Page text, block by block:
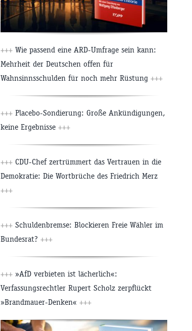
+++ Wie passend eine ARD-Umfrage sein kann:
Mehrheit der Deutschen offen für
Wahnsinnsschulden für noch mehr Rüstung +++
+++ Placebo-Sondierung: Große Ankündigungen,
keine Ergebnisse +++
+++ CDU-Chef zertrümmert das Vertrauen in die
Demokratie: Die Wortbrüche des Friedrich Merz
+++
+++ Schuldenbremse: Blockieren Freie Wähler im
Bundesrat? +++
+++ »AfD verbieten ist lächerlich«:
Verfassungsrechtler Rupert Scholz zerpflückt
»Brandmauer-Denken« +++